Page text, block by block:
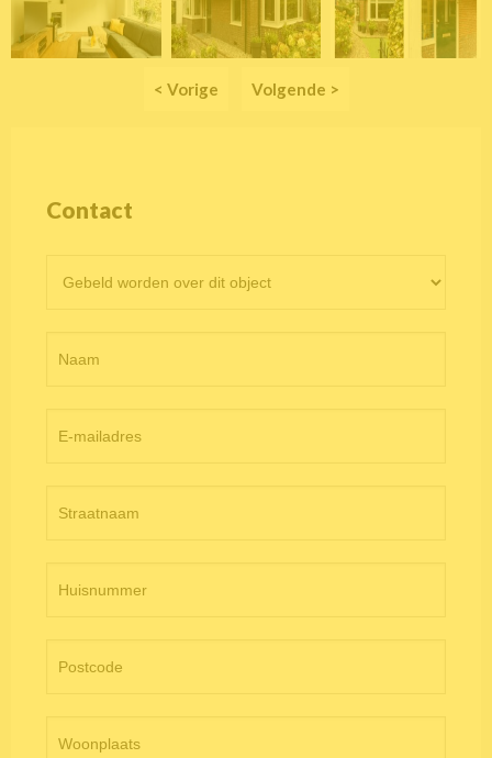
< Vorige Volgende >
Contact
objectpagina